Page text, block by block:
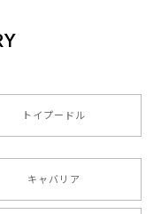
前や電話番号も分か
ざいました❁⃘*.ﾟ
お願いいたします。
【 自然に囲まれた ダックスフンド 】 キャニスター 保存容器 お家用 プレゼント 犬 ペット うちの子 犬グッズ
トイプードル
キャバリア